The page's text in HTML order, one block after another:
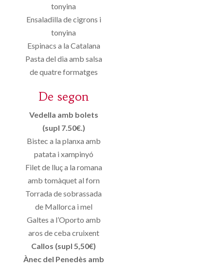
tonyina
Ensaladilla de cigrons i
tonyina
Espinacs a la Catalana
Pasta del dia amb salsa
de quatre formatges
De segon
Vedella amb bolets
(supl 7.50€.)
Bistec a la planxa amb
patata i xampinyó
Filet de lluç a la romana
amb tomàquet al forn
Torrada de sobrassada
de Mallorca i mel
Galtes a l’Oporto amb
aros de ceba cruixent
Callos (supl 5,50€)
Ànec del Penedès amb